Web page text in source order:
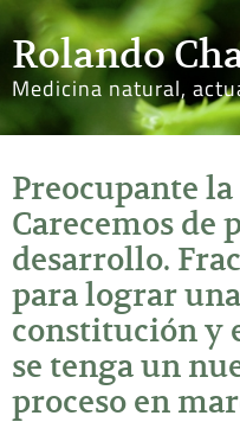
Rolando
Medicina natural,
Preocupante
Carecemos de
desarrollo.
para lograr
constitución y
se tenga un
proceso en